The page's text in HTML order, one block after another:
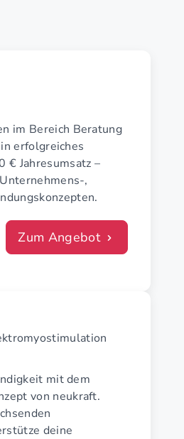
im Bereich Beratung
erfolgreiches
€ Jahresumsatz –
,
Zum Angebot
mit dem
von neukraft.
deine